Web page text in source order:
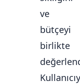
ve
bütçeyi
birlikte